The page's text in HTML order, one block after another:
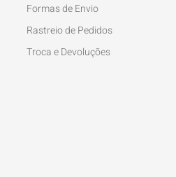
Formas de Envio
Rastreio de Pedidos
Troca e Devoluções